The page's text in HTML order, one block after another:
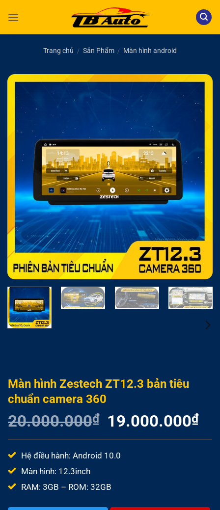
qua
Trang chủ / Sản Phẩm / Màn hình android
Màn hình Zestech ZT12.3 bản tiêu
chuẩn camera 360
20.000.000₫
Giá
gốc
là:
20.000.000₫.
19.000.000₫Giá
tại
Hệ điều hành: Android 10.0
Màn hình: 12.3inch
RAM: 3GB – ROM: 32GB